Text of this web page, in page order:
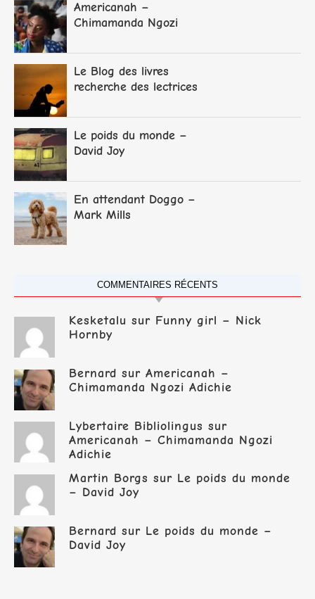
Americanah –
Chimamanda Ngozi
Le Blog des livres
recherche des lectrices
Le poids du monde –
David Joy
En attendant Doggo –
Mark Mills
COMMENTAIRES RÉCENTS
Kesketalu sur Funny girl – Nick
Hornby
Bernard sur Americanah –
Chimamanda Ngozi Adichie
Lybertaire Bibliolingus sur
Americanah – Chimamanda Ngozi
Adichie
Martin Borgs sur Le poids du monde
– David Joy
Bernard sur Le poids du monde –
David Joy